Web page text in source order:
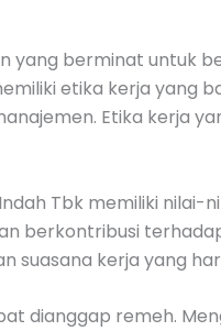
berminat untuk
etika kerja yang
Etika kerja
Tbk memiliki nilai-
berkontribusi
suasana kerja yang
dianggap remeh.